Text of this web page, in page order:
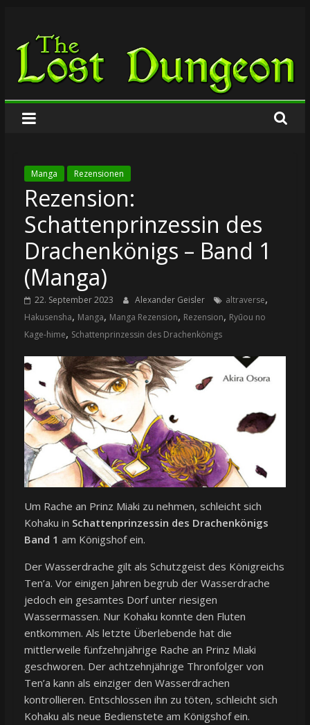
springen
The
Lost
Dungeon
Manga Rezensionen
Rezension:
Schattenprinzessin des
Drachenkönigs – Band 1
(Manga)
22. September 2023 Alexander Geisler altraverse,
Hakusensha, Manga, Manga Rezension, Rezension, Ryūou no
Kage-hime, Schattenprinzessin des Drachenkönigs
Um Rache an Prinz Miaki zu nehmen, schleicht sich
Kohaku in Schattenprinzessin des Drachenkönigs
Band 1 am Königshof ein.
Der Wasserdrache gilt als Schutzgeist des Königreichs
Ten’a. Vor einigen Jahren begrub der Wasserdrache
jedoch ein gesamtes Dorf unter riesigen
Wassermassen. Nur Kohaku konnte den Fluten
entkommen. Als letzte Überlebende hat die
mittlerweile fünfzehnjährige Rache an Prinz Miaki
geschworen. Der achtzehnjährige Thronfolger von
Ten’a kann als einziger den Wasserdrachen
kontrollieren. Entschlossen ihn zu töten, schleicht sich
Kohaku als neue Bedienstete am Königshof ein.